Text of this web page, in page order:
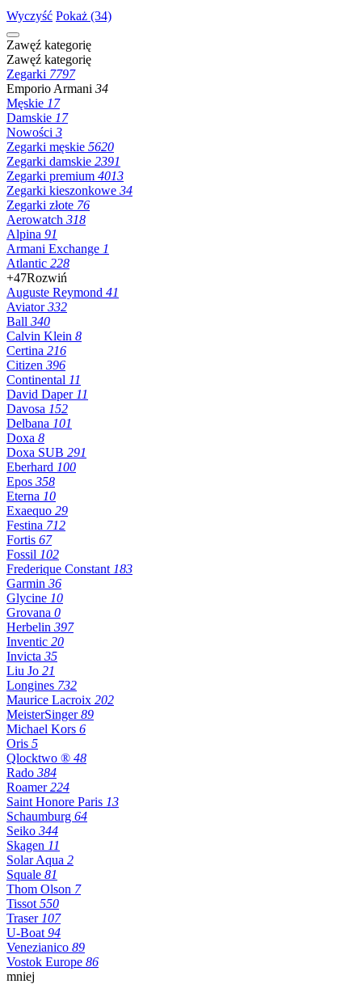
Wyczyść Pokaż (34)
Zawęź kategorię
Zawęź kategorię
Zegarki 7797
Emporio Armani 34
Męskie 17
Damskie 17
Nowości 3
Zegarki męskie 5620
Zegarki damskie 2391
Zegarki premium 4013
Zegarki kieszonkowe 34
Zegarki złote 76
Aerowatch 318
Alpina 91
Armani Exchange 1
Atlantic 228
+47Rozwiń
Auguste Reymond 41
Aviator332
Ball 340
Calvin Klein 8
Certina 216
Citizen 396
Continental 11
David Daper 11
Davosa 152
Delbana 101
Doxa 8
Doxa SUB 291
Eberhard 100
Epos 358
Eterna 10
Exaequo 29
Festina 712
Fortis 67
Fossil 102
Frederique Constant 183
Garmin 36
Glycine 10
Grovana 0
Herbelin 397
Inventic 20
Invicta 35
Liu Jo 21
Longines 732
Maurice Lacroix 202
MeisterSinger89
Michael Kors 6
Oris 5
Qlocktwo ® 48
Rado 384
Roamer224
Saint Honore Paris 13
Schaumburg 64
Seiko 344
Skagen 11
Solar Aqua 2
Squale 81
Thom Olson 7
Tissot 550
Traser 107
U-Boat 94
Venezianico 89
Vostok Europe 86
mniej